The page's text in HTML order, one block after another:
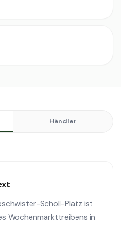
Händler
Scholl-Platz ist
Wochenmarkttreibens in